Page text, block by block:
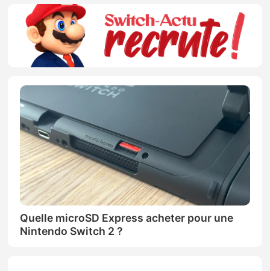
Quelle microSD Express acheter pour une
Nintendo Switch 2 ?